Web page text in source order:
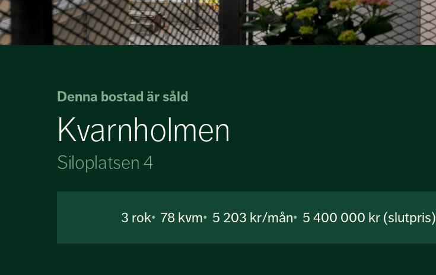
Denna bostad är såld
Siloplatsen 4
Kvarnholmen
3 rok 78 kvm 5 203 kr/mån 5 400 000 kr (slutpris)